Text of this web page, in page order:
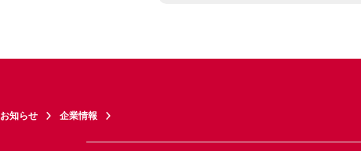
お知らせ 企業情報